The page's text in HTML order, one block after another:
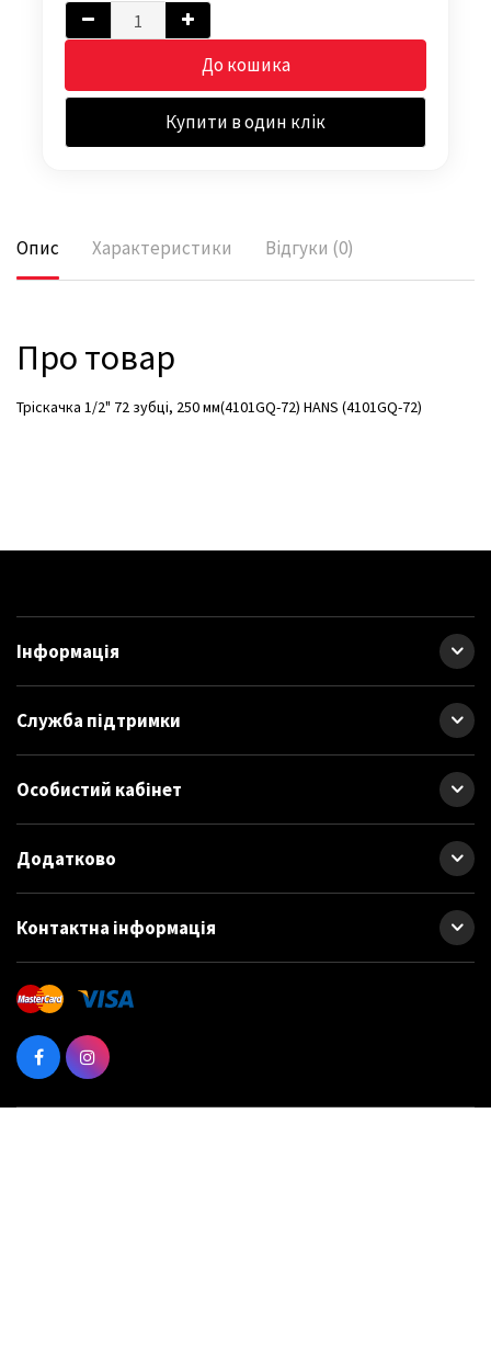
До кошика
Купити в один клік
Опис Характеристики Відгуки (0)
Про товар
Тріскачка 1/2" 72 зубці, 250 мм(4101GQ-72) HANS (4101GQ-72)
Інформація
Служба підтримки
Особистий кабінет
Додатково
Контактна інформація